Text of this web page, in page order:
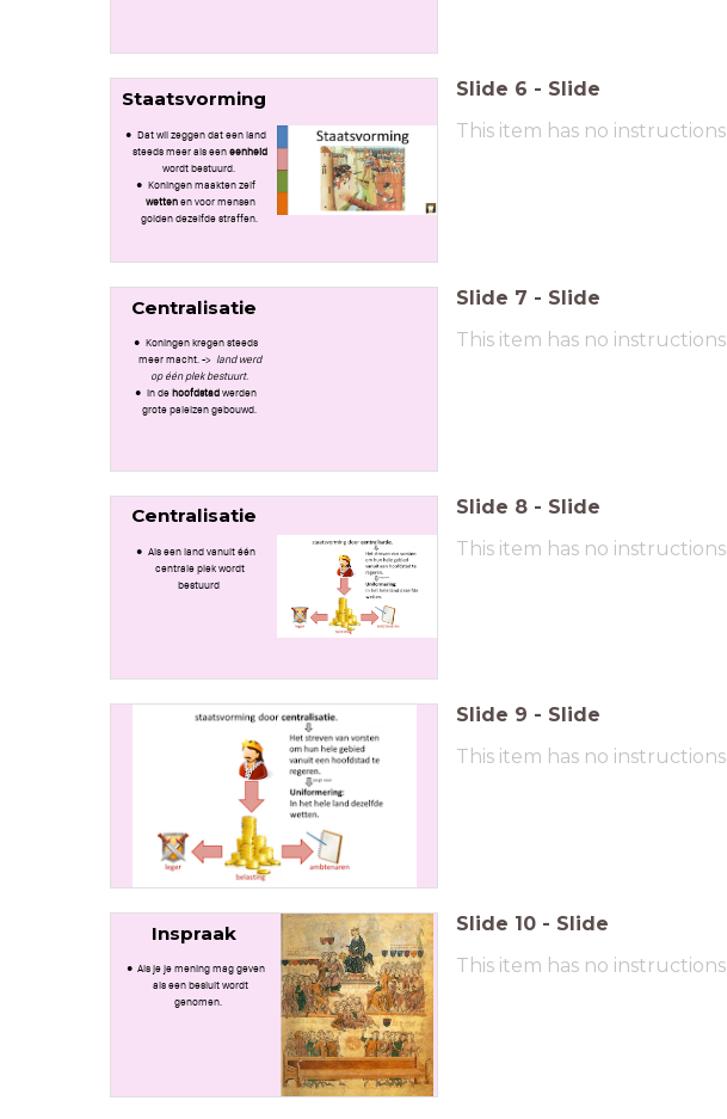
Staatsvorming
Dat wil zeggen dat een land
steeds meer als eeneenheid
wordt bestuurd.
Koningen maakten zelf
wettenen voor mensen
golden dezelfde straffen.
Slide 6 - Slide
This item has no instructions
Centralisatie
Koningen kregen steeds
meer macht. ->land werd
op één plek bestuurt.
In dehoofdstadwerden
grote paleizen gebouwd.
Slide 7 - Slide
This item has no instructions
Centralisatie
Als een land vanuit één
centrale plek wordt
bestuurd
Slide 8 - Slide
This item has no instructions
Slide 9 - Slide
This item has no instructions
Inspraak
Als je je mening mag geven
als een besluit wordt
genomen.
Slide 10 - Slide
This item has no instructions